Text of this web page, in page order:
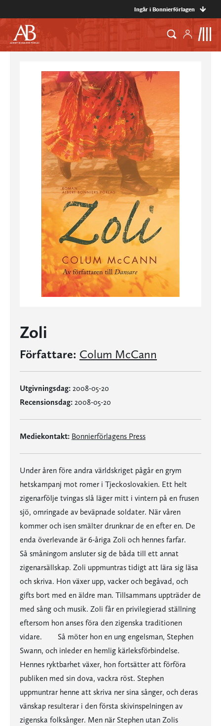
Ingår i Bonnierförlagen
Zoli
Författare: Colum McCann
Utgivningsdag: 2008-05-20
Recensionsdag: 2008-05-20
Mediekontakt: Bonnierförlagens Press
Under åren före andra världskriget pågår en grym
hetskampanj mot romer i Tjeckoslovakien. Ett helt
zigenarfölje tvingas slå läger mitt i vintern på en frusen
sjö, omringade av beväpnade soldater. När våren
kommer och isen smälter drunknar de en efter en. De
enda överlevande är 6-åriga Zoli och hennes farfar.
Så småningom ansluter sig de båda till ett annat
zigenarsällskap. Zoli uppmuntras tidigt att lära sig läsa
och skriva. Hon växer upp, vacker och begåvad, och
gifts bort med en äldre man. Tillsammans uppträder de
med sång och musik. Zoli får en privilegierad ställning
eftersom hon anses föra den zigenska traditionen
vidare. Så möter hon en ung engelsman, Stephen
Swann, och inleder en hemlig kärleksförbindelse.
Hennes ryktbarhet växer, hon fortsätter att förföra
publiken med sin dova, vackra röst. Stephen
uppmuntrar henne att skriva ner sina sånger, och deras
vänskap resulterar i den första skivinspelningen av
zigenska folksånger. Men när Stephen utan Zolis